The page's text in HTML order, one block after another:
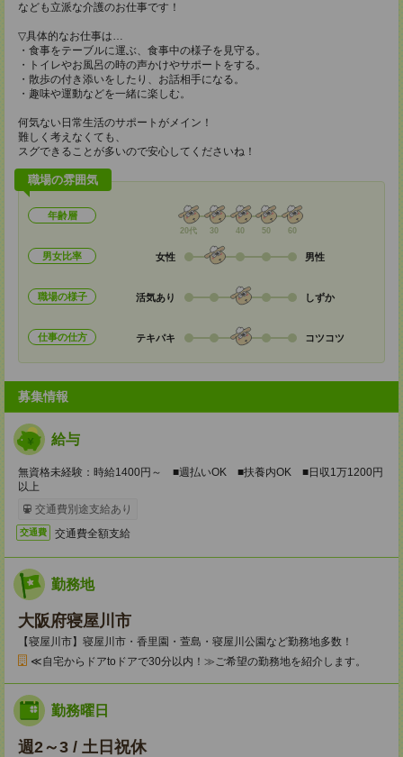
なども立派な介護のお仕事です！
▽具体的なお仕事は…
・食事をテーブルに運ぶ、食事中の様子を見守る。
・トイレやお風呂の時の声かけやサポートをする。
・散歩の付き添いをしたり、お話相手になる。
・趣味や運動などを一緒に楽しむ。
何気ない日常生活のサポートがメイン！
難しく考えなくても、
スグできることが多いので安心してくださいね！
職場の雰囲気
年齢層
20代 30 40 50 60
男女比率 女性 男性
職場の様子 活気あり しずか
仕事の仕方 テキパキ コツコツ
募集情報
給与
無資格未経験：時給1400円～ ■週払いOK ■扶養内OK ■日収1万1200円
以上
交通費別途支給あり
交通費 交通費全額支給
勤務地
大阪府寝屋川市
【寝屋川市】寝屋川市・香里園・萱島・寝屋川公園など勤務地多数！
≪自宅からドアtoドアで30分以内！≫ご希望の勤務地を紹介します。
勤務曜日
週2～3 / 土日祝休